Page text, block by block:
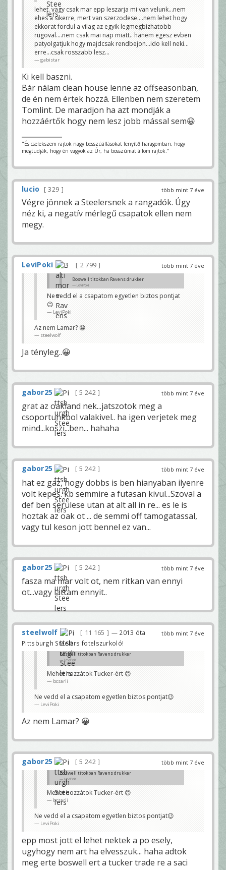
lehet. vagy csak mar epp leszarja mi van velunk...nem
ehes a sikerre, mert van szerzodese....nem lehet hogy
ekkorat fordul a vilag az egyik legmegbizhatobb
rugoval....nem csak mai nap miatt.. hanem egesz evben
patyolgatjuk hogy majdcsak rendbejon...ido kell neki...
erre...csak rosszabb lesz...
gabistar
Ki kell baszni.
Bár nálam clean house lenne az offseasonban,
de én nem értek hozzá. Ellenben nem szeretem
Tomlint. De maradjon ha azt mondják a
hozzáértők hogy nem lesz jobb mással sem😀
"És cselekszem rajtok nagy bosszúállásokat fenyítő haragomban, hogy
megtudják, hogy én vagyok az Úr, ha bosszúmat állom rajtok."
több mint 7 éve
lucio 329
Végre jönnek a Steelersnek a rangadók. Úgy
néz ki, a negatív mérlegű csapatok ellen nem
megy.
több mint 7 éve
LeviPoki 2 799
Boswell titokban Ravens drukker
LeviPoki
Mehet hozzátok Tucker-ért 😊
bcsarli
Ne vedd el a csapatom egyetlen biztos pontjat
😉
LeviPoki
Az nem Lamar? 😀
steelwolf
Ja tényleg..😀
több mint 7 éve
gabor25 5 242
grat az oakland nek...jatszotok meg a
csoportunkbol valakivel.. ha igen verjetek meg
mind...koszi...ben... hahaha
több mint 7 éve
gabor25 5 242
hat ez gaz, hogy dobbs is ben hianyaban ilyenre
volt kepes. kb semmire a futasan kivul...Szoval a
def ben serulese utan at alt all in re... es le is
hoztak az oak ot ... de semmi off tamogatassal,
vagy tul keson jott bennel ez van...
több mint 7 éve
gabor25 5 242
fasza ma mar volt ot, nem ritkan van ennyi
ot...vagy lattam ennyit..
több mint 7 éve
steelwolf 11 165
— 2013 óta
Pittsburgh Steelers fotelszurkoló!
Boswell titokban Ravens drukker
LeviPoki
Mehet hozzátok Tucker-ért 😊
bcsarli
Ne vedd el a csapatom egyetlen biztos pontjat😉
LeviPoki
Az nem Lamar? 😀
több mint 7 éve
gabor25 5 242
Boswell titokban Ravens drukker
LeviPoki
Mehet hozzátok Tucker-ért 😊
bcsarli
Ne vedd el a csapatom egyetlen biztos pontjat😉
LeviPoki
epp most jott el lehet nektek a po esely,
ugyhogy nem art ha elvesszuk... haha adtok
meg erte boswell ert a tucker trade re a saci